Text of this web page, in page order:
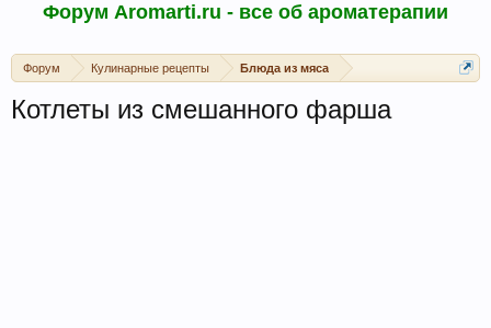
Форум Aromarti.ru - все об ароматерапии
Форум Кулинарные рецепты Блюда из мяса
Котлеты из смешанного фарша